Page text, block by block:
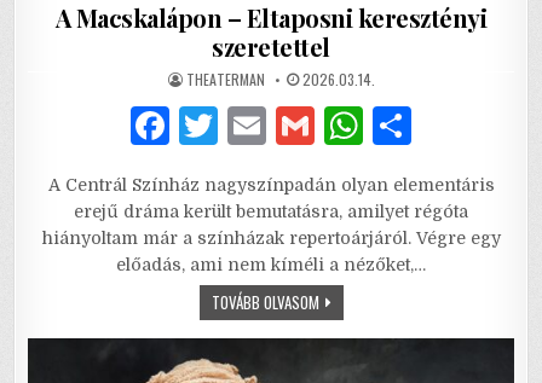
A Macskalápon – Eltaposni keresztényi
szeretettel
AUTHOR:
THEATERMAN PUBLISHED
DATE:
2026.03.14.
F
c
e
b
o
T
it
te
r
E
ai
l
G
ai
l
W
at
s
A
ar
e
A Centrál Színház nagyszínpadán olyan elementáris
erejű dráma került bemutatásra, amilyet régóta
hiányoltam már a színházak repertoárjáról. Végre egy
előadás, ami nem kíméli a nézőket,…
TOVÁBB OLVASOMA
MACSKALÁPON
–
KERESZTÉNYI